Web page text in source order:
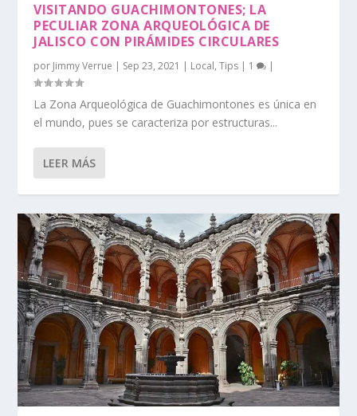
VISITANDO GUACHIMONTONES; LA
PECULIAR ZONA ARQUEOLÓGICA DE
JALISCO CON PIRÁMIDES CIRCULARES
por Jimmy Verrue | Sep 23, 2021 | Local,Tips | 1 |
La Zona Arqueológica de Guachimontones es única en
el mundo, pues se caracteriza por estructuras...
LEER MÁS